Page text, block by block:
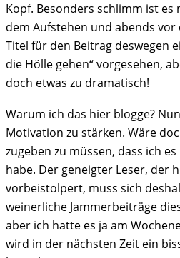
Kopf. Besonders schlimm ist
dem Aufstehen und abends vor
Titel für den Beitrag deswegen
die Hölle gehen“ vorgesehen,
doch etwas zu dramatisch!
Warum ich das hier blogge?
Motivation zu stärken. Wäre
zugeben zu müssen, dass ich
habe. Der geneigter Leser, der
vorbeistolpert, muss sich
weinerliche Jammerbeiträge
aber ich hatte es ja am
wird in der nächsten Zeit ein